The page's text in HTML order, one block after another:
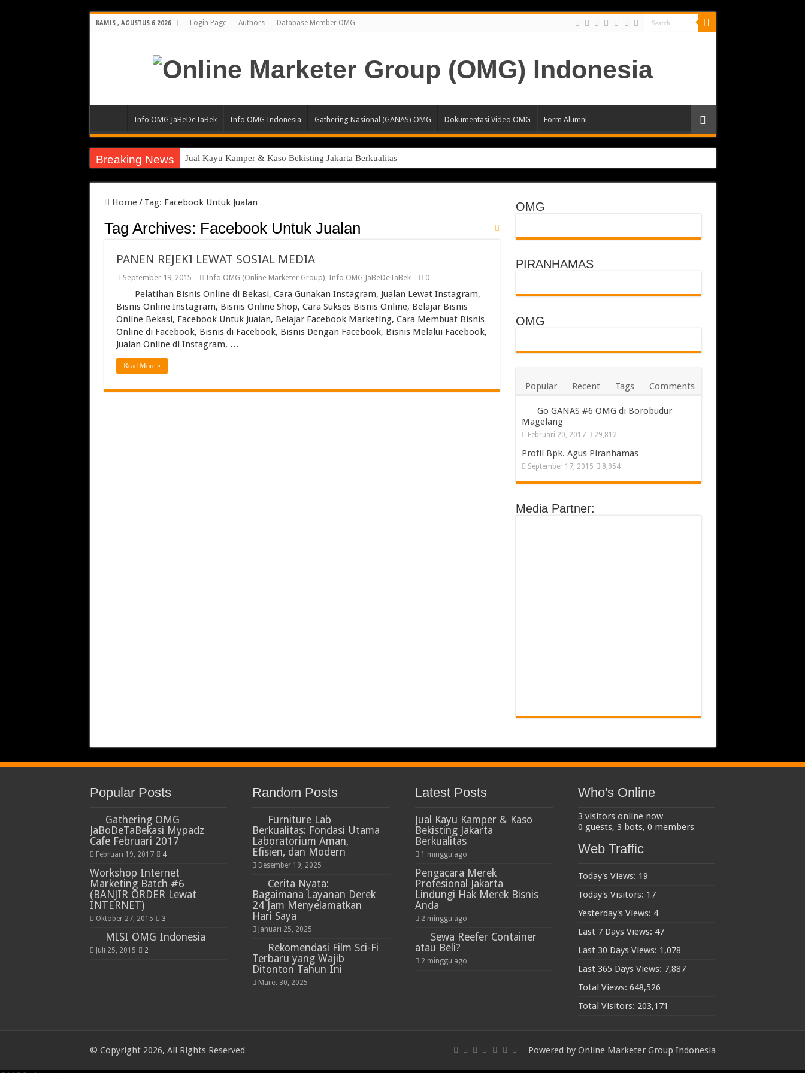
KAMIS , AGUSTUS 6 2026 Login Page Authors Database Member OMG
Info OMG JaBeDeTaBek Info OMG Indonesia Gathering Nasional (GANAS) OMG Dokumentasi Video OMG Form Alumni
Breaking News Jual Kayu Kamper & Kaso Bekisting Jakarta Berkualitas
Sewa Reefer Container atau Beli?
Pabrik Polybox Termurah: Solusi Packaging Kuat, Tahan Lama, dan Hemat untuk Industri Modern
Jasa Pembuatan Whirlpool Profesional untuk Hunian & Komersial
Torch Mig Gun TWECO dan WELDSKILL CIGWELD
Assigning vs Subletting a Room in Singapore Explained
Beachfront vs Inland Bali Villas Daily Routines and Transport
Lemari Asam Laboratorium dan PP Storage Cabinet Laboratorium
Home/ Tag: Facebook Untuk Jualan
Tag Archives: Facebook Untuk Jualan
PANEN REJEKI LEWAT SOSIAL MEDIA
September 19, 2015 Info OMG (Online Marketer Group), Info OMG JaBeDeTaBek 0
Pelatihan Bisnis Online di Bekasi, Cara Gunakan Instagram, Jualan Lewat Instagram,
Bisnis Online Instagram, Bisnis Online Shop, Cara Sukses Bisnis Online, Belajar Bisnis
Online Bekasi, Facebook Untuk Jualan, Belajar Facebook Marketing, Cara Membuat Bisnis
Online di Facebook, Bisnis di Facebook, Bisnis Dengan Facebook, Bisnis Melalui Facebook,
Jualan Online di Instagram, …
Read More »
OMG
PIRANHAMAS
OMG
Popular Recent Tags Comments
Go GANAS #6 OMG di Borobudur
Magelang
Februari 20, 2017 29,812
Profil Bpk. Agus Piranhamas
September 17, 2015 8,954
Media Partner:
Popular Posts
Gathering OMG
JaBoDeTaBekasi Mypadz
Cafe Februari 2017
Februari 19, 2017 4
Workshop Internet
Marketing Batch #6
(BANJIR ORDER Lewat
INTERNET)
Oktober 27, 2015 3
MISI OMG Indonesia
Juli 25, 2015 2
Random Posts
Furniture Lab
Berkualitas: Fondasi Utama
Laboratorium Aman,
Efisien, dan Modern
Desember 19, 2025
Cerita Nyata:
Bagaimana Layanan Derek
24 Jam Menyelamatkan
Hari Saya
Januari 25, 2025
Rekomendasi Film Sci-Fi
Terbaru yang Wajib
Ditonton Tahun Ini
Maret 30, 2025
Latest Posts
Jual Kayu Kamper & Kaso
Bekisting Jakarta
Berkualitas
1 minggu ago
Pengacara Merek
Profesional Jakarta
Lindungi Hak Merek Bisnis
Anda
2 minggu ago
Sewa Reefer Container
atau Beli?
2 minggu ago
Who's Online
3 visitors online now
0 guests, 3 bots, 0 members
Web Traffic
Today's Views: 19
Today's Visitors: 17
Yesterday's Views: 4
Last 7 Days Views: 47
Last 30 Days Views: 1,078
Last 365 Days Views: 7,887
Total Views: 648,526
Total Visitors: 203,171
Powered by Online Marketer Group Indonesia
© Copyright 2026, All Rights Reserved